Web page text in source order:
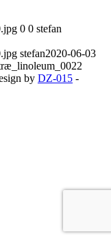
0 0 stefan
stefan2020-06-03
by DZ-015 -